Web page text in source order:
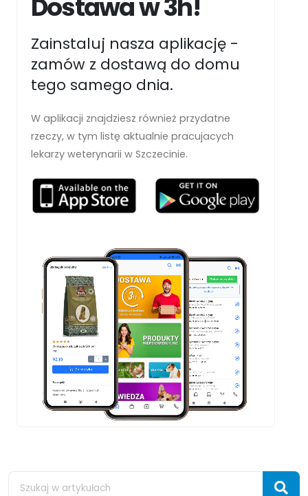
Dostawa w 3h!
Zainstaluj nasza aplikację -
zamów z dostawą do domu
tego samego dnia.
W aplikacji znajdziesz również przydatne
rzeczy, w tym listę aktualnie pracujacych
lekarzy weterynarii w Szczecinie.